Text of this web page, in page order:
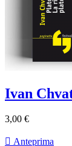
Ivan
3,00 €
 Anteprima